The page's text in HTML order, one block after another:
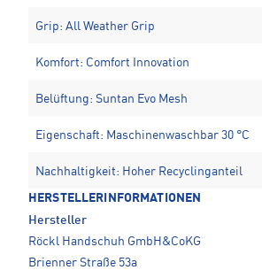
Grip: All Weather Grip
Komfort: Comfort Innovation
Belüftung: Suntan Evo Mesh
Eigenschaft: Maschinenwaschbar 30 °C
Nachhaltigkeit: Hoher Recyclinganteil
HERSTELLERINFORMATIONEN
Hersteller
Röckl Handschuh GmbH&CoKG
Brienner Straße 53a